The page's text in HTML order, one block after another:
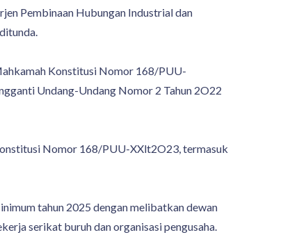
Pembinaan Hubungan Industrial dan
Konstitusi Nomor 168/PUU-
Undang-Undang Nomor 2 Tahun 2O22
Nomor 168/PUU-XXlt2O23, termasuk
tahun 2025 dengan melibatkan dewan
serikat buruh dan organisasi pengusaha.